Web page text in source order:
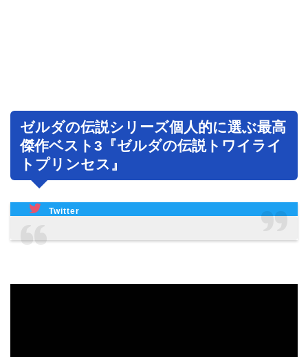
ゼルダの伝説シリーズ個人的に選ぶ最高
傑作ベスト3『ゼルダの伝説トワイライ
トプリンセス』
Twitter